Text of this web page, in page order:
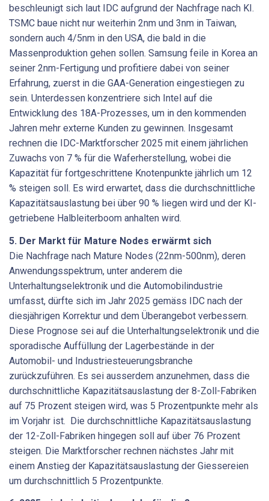
beschleunigt sich laut IDC aufgrund der Nachfrage nach KI.
TSMC baue nicht nur weiterhin 2nm und 3nm in Taiwan,
sondern auch 4/5nm in den USA, die bald in die
Massenproduktion gehen sollen. Samsung feile in Korea an
seiner 2nm-Fertigung und profitiere dabei von seiner
Erfahrung, zuerst in die GAA-Generation eingestiegen zu
sein. Unterdessen konzentriere sich Intel auf die
Entwicklung des 18A-Prozesses, um in den kommenden
Jahren mehr externe Kunden zu gewinnen. Insgesamt
rechnen die IDC-Marktforscher 2025 mit einem jährlichen
Zuwachs von 7 % für die Waferherstellung, wobei die
Kapazität für fortgeschrittene Knotenpunkte jährlich um 12
% steigen soll. Es wird erwartet, dass die durchschnittliche
Kapazitätsauslastung bei über 90 % liegen wird und der KI-
getriebene Halbleiterboom anhalten wird.
5. Der Markt für Mature Nodes erwärmt sich
Die Nachfrage nach Mature Nodes (22nm-500nm), deren
Anwendungsspektrum, unter anderem die
Unterhaltungselektronik und die Automobilindustrie
umfasst, dürfte sich im Jahr 2025 gemäss IDC nach der
diesjährigen Korrektur und dem Überangebot verbessern.
Diese Prognose sei auf die Unterhaltungselektronik und die
sporadische Auffüllung der Lagerbestände in der
Automobil- und Industriesteuerungsbranche
zurückzuführen. Es sei ausserdem anzunehmen, dass die
durchschnittliche Kapazitätsauslastung der 8-Zoll-Fabriken
auf 75 Prozent steigen wird, was 5 Prozentpunkte mehr als
im Vorjahr ist. Die durchschnittliche Kapazitätsauslastung
der 12-Zoll-Fabriken hingegen soll auf über 76 Prozent
steigen. Die Marktforscher rechnen nächstes Jahr mit
einem Anstieg der Kapazitätsauslastung der Giessereien
um durchschnittlich 5 Prozentpunkte.